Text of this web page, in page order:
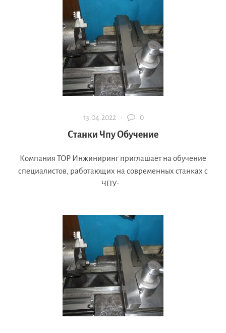
13.04.2022 · 0
Станки Чпу Обучение
Компания ТОР Инжиниринг приглашает на обучение
специалистов, работающих на современных станках с
ЧПУ:...